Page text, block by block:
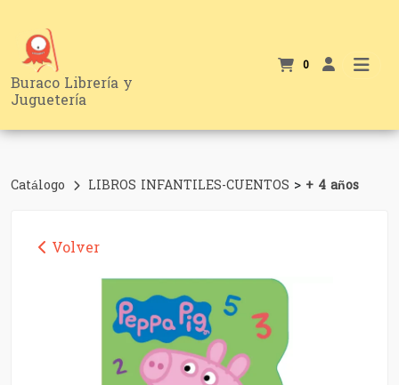
Buraco Librería y
Juguetería
0
Catálogo LIBROS INFANTILES-CUENTOS > + 4 años
Volver